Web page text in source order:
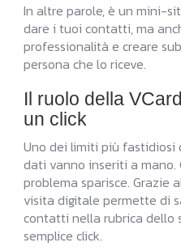
In altre parole, è un mini-
dare i tuoi contatti, ma
professionalità e creare
persona che lo riceve.
Il ruolo della
un click
Uno dei limiti più fastidiosi
dati vanno inseriti a mano.
problema sparisce. Grazie
visita digitale permette di
contatti nella rubrica dello
semplice click.